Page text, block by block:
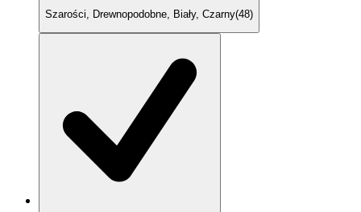
Szarości, Drewnopodobne, Biały, Czarny(48)